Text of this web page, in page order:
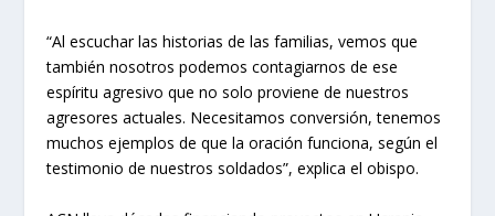
“Al escuchar las historias de las familias, vemos que
también nosotros podemos contagiarnos de ese
espíritu agresivo que no solo proviene de nuestros
agresores actuales. Necesitamos conversión, tenemos
muchos ejemplos de que la oración funciona, según el
testimonio de nuestros soldados”, explica el obispo.